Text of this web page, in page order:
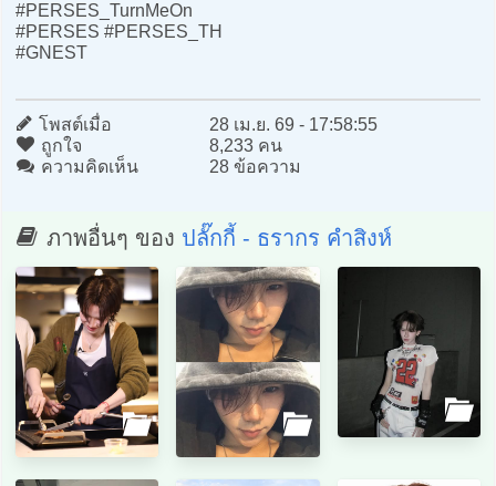
#PERSES_TurnMeOn
#PERSES #PERSES_TH
#GNEST
โพสต์เมื่อ
28 เม.ย. 69 - 17:58:55
ถูกใจ
8,233 คน
ความคิดเห็น
28 ข้อความ
ภาพอื่นๆ ของ ปลั๊กกี้ - ธรากร คำสิงห์